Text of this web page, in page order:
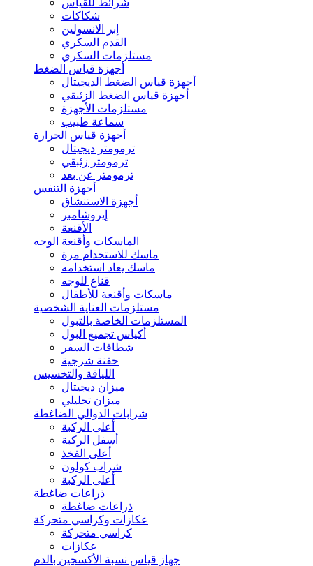
شرائط للقياس
شكاكات
إبر الانسولين
القدم السكري
مستلزمات السكري
أجهزة قياس الضغط
أجهزة قياس الضغط الديجيتال
أجهزة قياس الضغط الزئبقي
مستلزمات الأجهزة
سماعة طبيب
أجهزة قياس الحرارة
ترمومتر ديجيتال
ترمومتر زئبقي
ترمومتر عن بعد
أجهزة التنفس
أجهزة الاستنشاق
إيروشامبر
الأقنعة
الماسكات وأقنعة الوجه
ماسك للاستخدام مرة
ماسك يعاد استخدامه
قناع للوجه
ماسكات وأقنعة للأطفال
مستلزمات العناية الشخصية
المستلزمات الخاصة بالتبول
أكياس تجميع البول
شطافات السفر
حقنة شرجية
اللياقة والتخسيس
ميزان ديجيتال
ميزان تحليلي
شرابات الدوالي الضاغطة
أعلى الركبة
أسفل الركبة
أعلى الفخذ
شراب كولون
أعلى الركبة
ذراعات ضاغطة
ذراعات ضاغطة
عكازات وكراسي متحركة
كراسي متحركة
عكازات
جهاز قياس نسبة الأكسجين بالدم